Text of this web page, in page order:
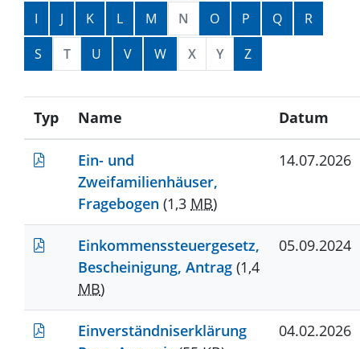
I
J K L M N O P Q
R
S
T U V W X Y Z
Typ Name Datum
Ein- und
Zweifamilienhäuser,
Fragebogen (1,3 MB)
14.07.2026
Einkommenssteuergesetz,
Bescheinigung, Antrag (1,4
MB)
05.09.2024
Einverständniserklärung
04.02.2026